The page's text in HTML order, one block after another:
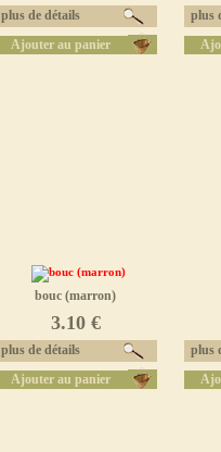
plus de détails
Ajouter au panier
plus
bouc (marron)
3.10 €
plus de détails
Ajouter au panier
plus